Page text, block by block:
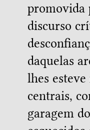
promovida
discurso
daquelas
lhes
centrais,
garagem